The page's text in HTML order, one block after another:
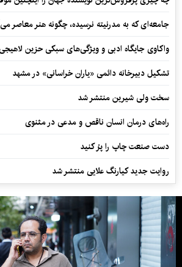
جامعه‌ای که به مدرنیته نرسیده، چگونه هنر معاصر
واکاوی جایگاه ادبی و ویژگی‌های سبکی حزین
تشکیل دبیرخانه دائمی «یاران خراسانی» در مشهد
سخت ولی شیرین منتشر شد
راه‌های درمان انسان ناقص و مدعی در مثنوی
دست صنعت چاپ را پرُ کنید
روایت جدید کیارنگ علایی منتشر شد